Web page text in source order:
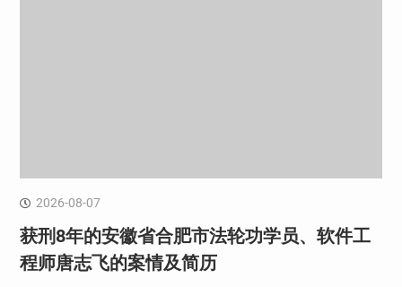
2026-08-07
获刑8年的安徽省合肥市法轮功学员、软件工
程师唐志飞的案情及简历